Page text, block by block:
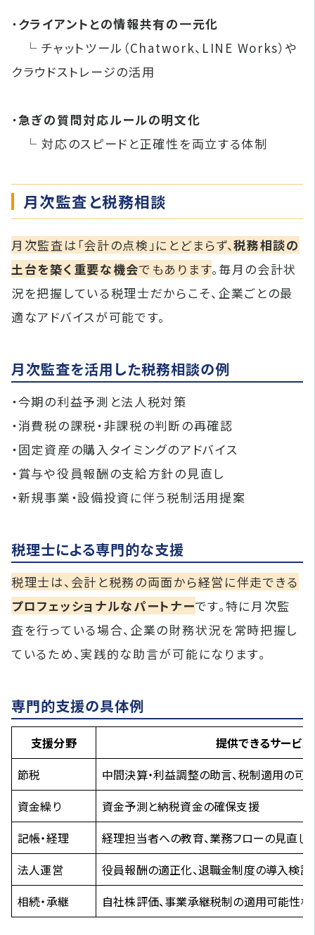
・クライアントとの情報共有の一元化
└ チャットツール（Chatwork、LINE Works）や
クラウドストレージの活用
・急ぎの質問対応ルールの明文化
└ 対応のスピードと正確性を両立する体制
月次監査と税務相談
月次監査は「会計の点検」にとどまらず、税務相談の
土台を築く重要な機会でもあります。毎月の会計状
況を把握している税理士だからこそ、企業ごとの最
適なアドバイスが可能です。
月次監査を活用した税務相談の例
・今期の利益予測と法人税対策
・消費税の課税・非課税の判断の再確認
・固定資産の購入タイミングのアドバイス
・賞与や役員報酬の支給方針の見直し
・新規事業・設備投資に伴う税制活用提案
税理士による専門的な支援
税理士は、会計と税務の両面から経営に伴走できる
プロフェッショナルなパートナーです。特に月次監
査を行っている場合、企業の財務状況を常時把握し
ているため、実践的な助言が可能になります。
専門的支援の具体例
支援分野
提供できるサービス
節税
中間決算・利益調整の助言、税制適用の可
資金繰り
資金予測と納税資金の確保支援
記帳・経理
経理担当者への教育、業務フローの見直し
法人運営
役員報酬の適正化、退職金制度の導入検討
相続・承継
自社株評価、事業承継税制の適用可能性